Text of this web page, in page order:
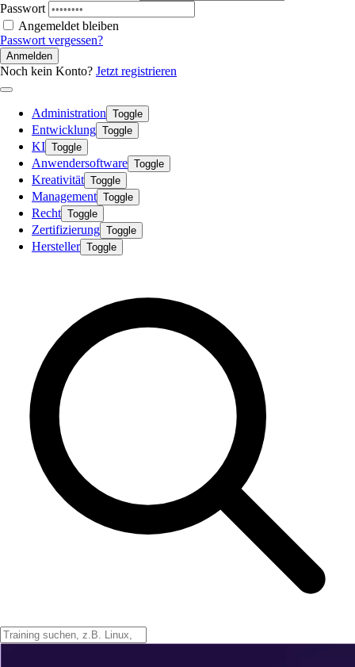
Passwort
Angemeldet bleiben
Passwort vergessen?
Anmelden
Noch kein Konto? Jetzt registrieren
Administration Toggle
Entwicklung Toggle
KI Toggle
Anwendersoftware Toggle
Kreativität Toggle
Management Toggle
Recht Toggle
Zertifizierung Toggle
Hersteller Toggle